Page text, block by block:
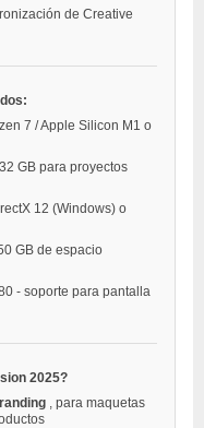
de Creative
7 / Apple Silicon M1 o
GB para proyectos
12 (Windows) o
GB de espacio
- soporte para pantalla
2025?
, para maquetas